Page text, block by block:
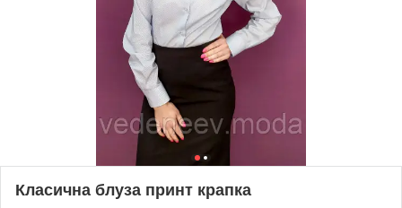
Класична блуза принт крапка